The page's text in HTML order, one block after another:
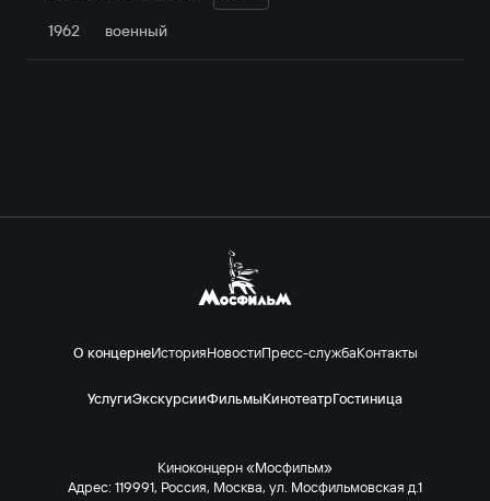
1962
военный
О концернеИсторияНовостиПресс-службаКонтакты
УслугиЭкскурсииФильмыКинотеатрГостиница
Киноконцерн «Мосфильм»
Адрес: 119991, Россия, Москва, ул. Мосфильмовская д.1